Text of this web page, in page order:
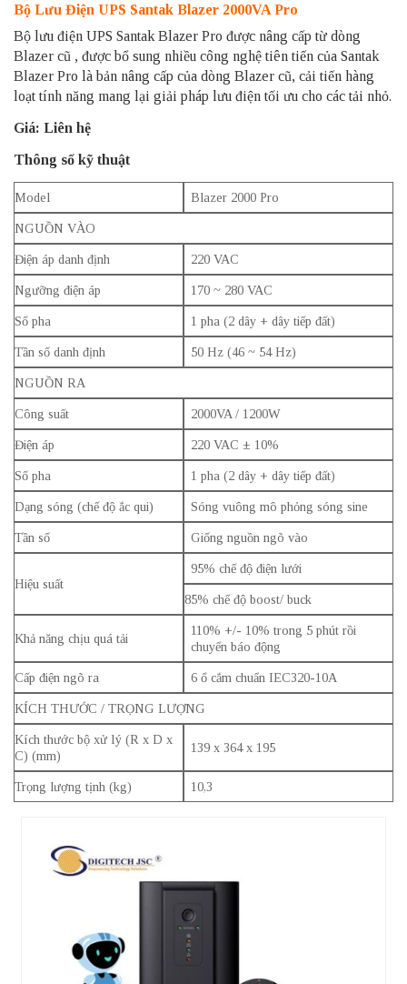
Bộ Lưu Điện UPS Santak Blazer 2000VA Pro
Bộ lưu điện UPS Santak Blazer Pro được nâng cấp từ dòng
Blazer cũ , được bổ sung nhiều công nghệ tiên tiến của Santak
Blazer Pro là bản nâng cấp của dòng Blazer cũ, cải tiến hàng
loạt tính năng mang lại giải pháp lưu điện tối ưu cho các tải nhỏ.
Giá: Liên hệ
Thông số kỹ thuật
Model Blazer 2000 Pro
NGUỒN VÀO
Điện áp danh định 220 VAC
Ngưỡng điện áp 170 ~ 280 VAC
Số pha 1 pha (2 dây + dây tiếp đất)
Tần số danh định 50 Hz (46 ~ 54 Hz)
NGUỒN RA
Công suất 2000VA / 1200W
Điện áp 220 VAC ± 10%
Số pha 1 pha (2 dây + dây tiếp đất)
Dạng sóng (chế độ ắc qui) Sóng vuông mô phỏng sóng sine
Tần số Giống nguồn ngõ vào
Hiệu suất
95% chế độ điện lưới
85% chế độ boost/ buck
Khả năng chịu quá tải
110% +/- 10% trong 5 phút rồi
chuyển báo động
Cấp điện ngõ ra 6 ổ cắm chuẩn IEC320-10A
KÍCH THƯỚC / TRỌNG LƯỢNG
Kích thước bộ xử lý (R x D x
C) (mm)
139 x 364 x 195
Trọng lượng tịnh (kg) 10,3